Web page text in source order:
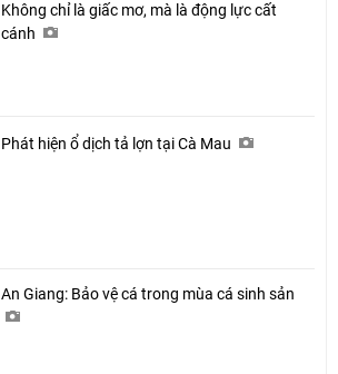
Không chỉ là giấc mơ, mà là động lực cất
cánh
Phát hiện ổ dịch tả lợn tại Cà Mau
An Giang: Bảo vệ cá trong mùa cá sinh sản